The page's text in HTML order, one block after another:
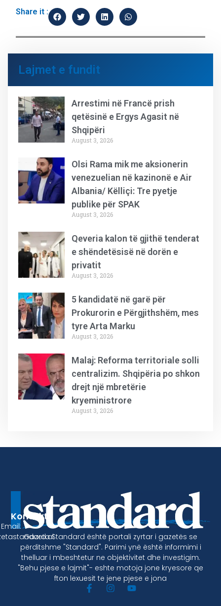
Share it :
Lajmet e fundit
Arrestimi në Francë prish
qetësinë e Ergys Agasit në
Shqipëri
August 3, 2026
Olsi Rama mik me aksionerin
venezuelian në kazinonë e Air
Albania/ Këlliçi: Tre pyetje
publike për SPAK
August 3, 2026
Qeveria kalon të gjithë tenderat
e shëndetësisë në dorën e
privatit
August 3, 2026
5 kandidatë në garë për
Prokurorin e Përgjithshëm, mes
tyre Arta Marku
August 3, 2026
Malaj: Reforma territoriale solli
centralizim. Shqipëria po shkon
drejt një mbretërie
kryeministrore
August 3, 2026
Gazeta Standard është portali zyrtar i gazetës se
përditshme "Standard". Parimi ynë është informimi i
thelluar i mbeshtetur ne objektivitet dhe investigim.
"Behu pjese e lajmit"- eshte motoja jone kryesore qe
fton lexuesit te jene pjese e jona
Kontakt
Email: